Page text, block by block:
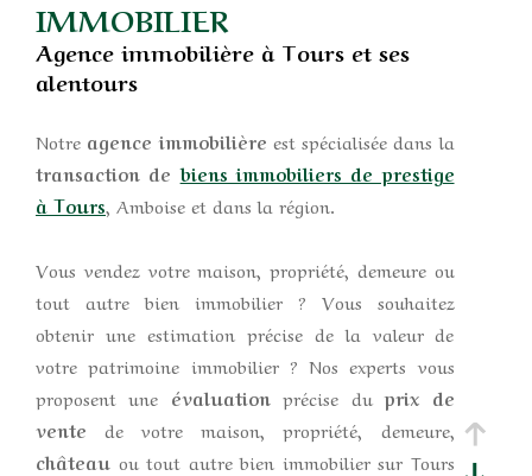
IMMOBILIER
Agence immobilière à Tours et ses
alentours
Notre agence immobilière est spécialisée dans la
transaction debiens immobiliers de prestige
à Tours, Amboise et dans la région.
Vous vendez votre maison, propriété, demeure ou
tout autre bien immobilier ? Vous souhaitez
obtenir une estimation précise de la valeur de
votre patrimoine immobilier ? Nos experts vous
proposent une évaluationprécise duprix de
vente de votre maison, propriété, demeure,
château ou tout autre bien immobilier sur Tours